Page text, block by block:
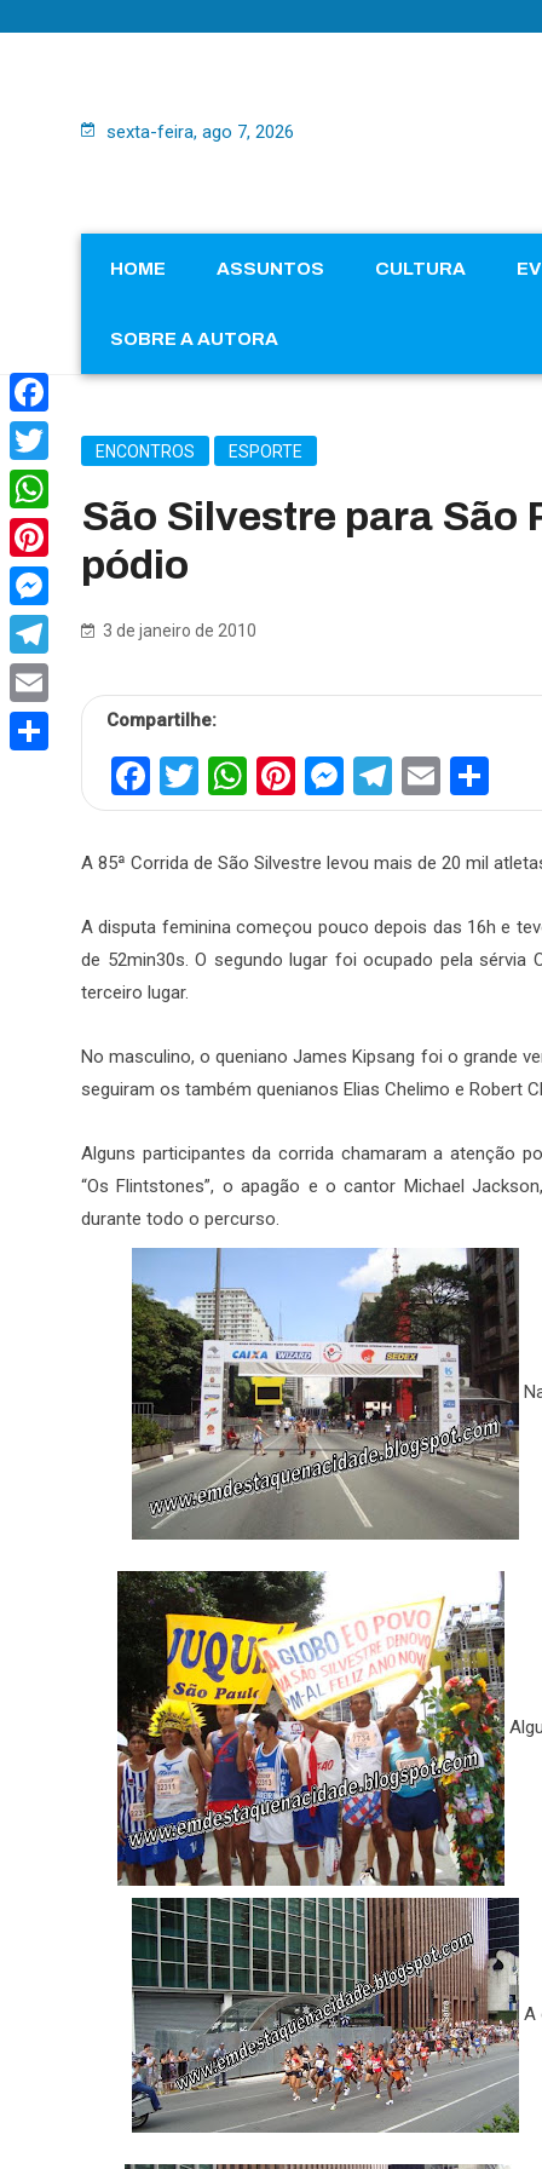
sexta-feira, ago 7, 2026
HOME ASSUNTOS CULTURA
SOBRE A AUTORA
ENCONTROS ESPORTE
São Silvestre para São
pódio
3 de janeiro de 2010
Compartilhe:
Facebook
Twitter
WhatsApp
Pinterest
Messenger
Email
A 85ª Corrida de São Silvestre levou mais de 20 mil
A disputa feminina começou pouco depois das 16h e
de 52min30s. O segundo lugar foi ocupado pela
terceiro lugar.
No masculino, o queniano James Kipsang foi o grande
seguiram os também quenianos Elias Chelimo e Robert
Alguns participantes da corrida chamaram a atenção
“Os Flintstones”, o apagão e o cantor Michael
durante todo o percurso.
A
Facebook
Twitter
WhatsApp
Pinterest
Messenger
Telegram
Email